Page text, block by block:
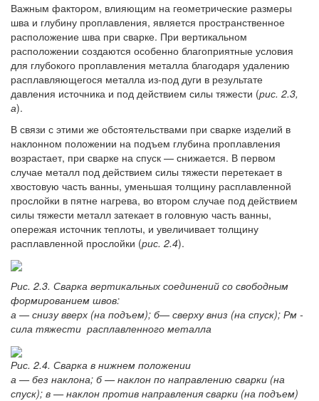
Важным фактором, влияющим на геометрические размеры
шва и глубину проплавления, является пространственное
расположение шва при сварке. При вертикальном
расположении создаются особенно благоприятные условия
для глубокого проплавления металла благодаря удалению
расплавляющегося металла из-под дуги в результате
давления источника и под действием силы тяжести (рис. 2.3,
а).
В связи с этими же обстоятельствами при сварке изделий в
наклонном положении на подъем глубина проплавления
возрастает, при сварке на спуск — снижается. В первом
случае металл под действием силы тяжести перетекает в
хвостовую часть ванны, уменьшая толщину расплавленной
прослойки в пятне нагрева, во втором случае под действием
силы тяжести металл затекает в головную часть ванны,
опережая источник теплоты, и увеличивает толщину
расплавленной прослойки (рис. 2.4).
Рис. 2.3. Сварка вертикальных соединений со свободным
формированием швов:
а — снизу вверх (на подъем); б— сверху вниз (на спуск); Рм -
сила тяжести расплавленного металла
Рис. 2.4. Сварка в нижнем положении
а — без наклона; б — наклон по направлению сварки (на
спуск); в — наклон против направления сварки (на подъем)